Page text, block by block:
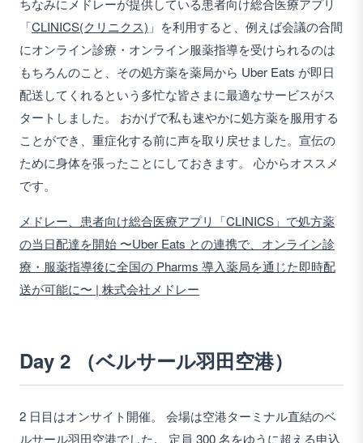
ちなみにメドレーが提供している患者向け総合医療アプリ
「CLINICS(クリニクス) 」を利用すると、例えば会議の合間
にオンライン診療・オンライン服薬指導を受けられるのは
もちろんのこと、その処方薬を薬局から Uber Eats が即日
配送してくれるという多忙な皆さまに最適なサービスがス
タートしました。 おかげで私も速やかに処方薬を服用する
ことができ、重症化する前に声を取り戻せました。宣伝の
ために身体を張ったことにしておきます。 心からオススメ
です。
メドレー、患者向け総合医療アプリ「CLINICS」で処方薬
の当日配達を開始 〜Uber Eats との連携で、オンライン診
療・服薬指導後に全国の Pharms 導入薬局を通じた即時配
送が可能に〜 | 株式会社メドレー
Day 2 （ベルサール羽田空港）
2 日目はオンサイト開催。 会場は空港ターミナル直結のベ
ルサール羽田空港でした。 定員 300 名をゆうに超える申込